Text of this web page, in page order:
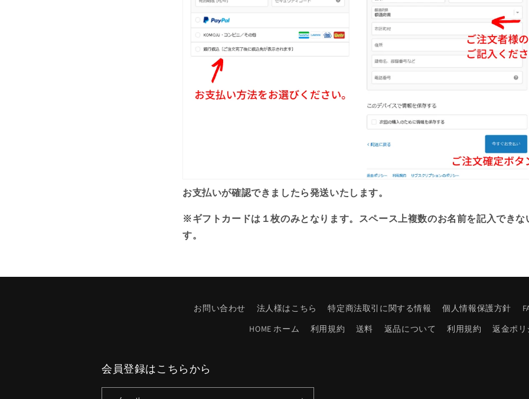
お支払いが確認できましたら発送いたします。
※ギフトカードは１枚のみとなります。スペース上複数のお名前を記入できな
す。
お問い合わせ 法人様はこちら 特定商法取引に関する情報 個人情報保護方針
HOME ホーム
利用規約 送料 返品について 利用規約 返金ポリ
会員登録はこちらから